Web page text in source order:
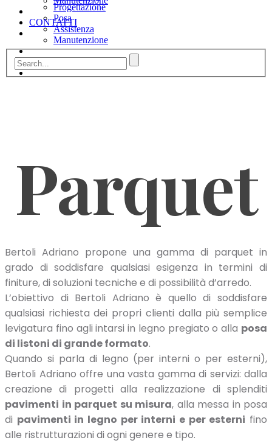
Progettazione
Posa
Assistenza
Manutenzione
CONTATTI
CONTATTI
Parquet
Bertoli Adriano propone una gamma di parquet in
grado di soddisfare qualsiasi esigenza in termini di
finiture, di soluzioni tecniche e di possibilità d’arredo.
L’obiettivo di Bertoli Adriano è quello di soddisfare
qualsiasi richiesta dei propri clienti dalla più semplice
levigatura fino agli intarsi in legno pregiato o alla posa
di listoni di grande formato.
Quando si parla di legno (per interni o per esterni),
Bertoli Adriano offre una vasta gamma di servizi: dalla
creazione di progetti alla realizzazione di splenditi
pavimenti in parquet su misura, alla messa in posa
di pavimenti in legno per interni e per esterni fino
alle ristrutturazioni di ogni genere e tipo.